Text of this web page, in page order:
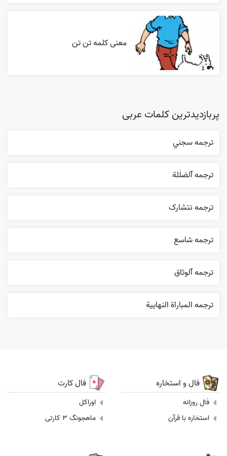
معنی کلمه تن تن
پربازدیدترین کلمات عربی
ترجمه سجني
ترجمه ٱلضلٰلة
ترجمه نتشارک
ترجمه شاسع
ترجمه ٱلوثاق
ترجمه المباراة النهایية
فال و استخاره
فال روزانه
استخاره با قرآن
فال کارت
اوراکل
ماهجونگ 3 کارتی